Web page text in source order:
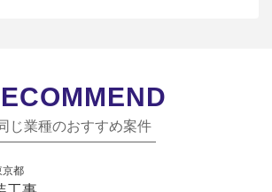
じ業種のおすすめ案件
京都